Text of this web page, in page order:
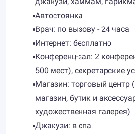
Автостоянка
Врач: по вызову - 24 часа
Интернет: бесплатно
Конференц-зал: 2
500 мест), секретарские
Магазин: торговый центр
магазин, бутик и
художественная галерея)
Джакузи: в спа